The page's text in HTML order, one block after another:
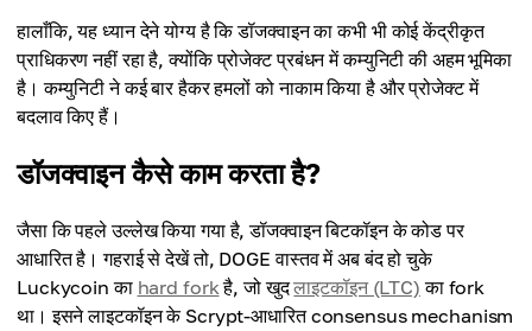
हालाँकि, यह ध्यान देने योग्य है कि डॉजक्वाइन का कभी भी कोई केंद्रीकृत
प्राधिकरण नहीं रहा है, क्योंकि प्रोजेक्ट प्रबंधन में कम्युनिटी की अहम भूमिका
है। कम्युनिटी ने कई बार हैकर हमलों को नाकाम किया है और प्रोजेक्ट में
बदलाव किए हैं।
डॉजक्वाइन कैसे काम करता है?
जैसा कि पहले उल्लेख किया गया है, डॉजक्वाइन बिटकॉइन के कोड पर
आधारित है। गहराई से देखें तो, DOGE वास्तव में अब बंद हो चुके
Luckycoin का hard forkहै, जो खुदलाइटकॉइन (LTC) का fork
था। इसने लाइटकॉइन के Scrypt-आधारित consensus mechanism